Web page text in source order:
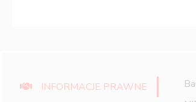
INFORMACJE PRAWNE